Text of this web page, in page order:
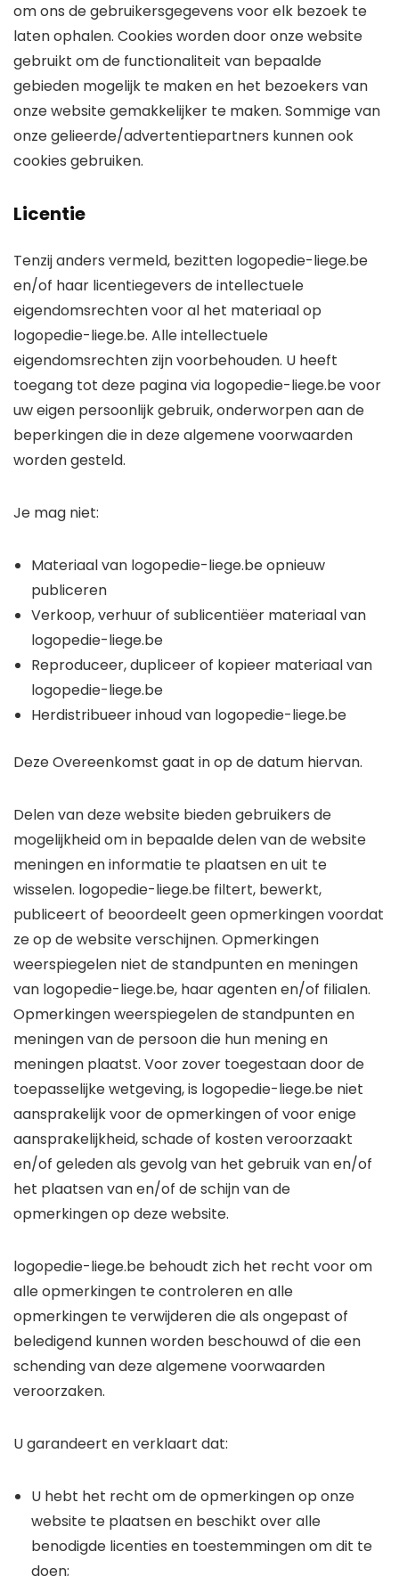
om ons de gebruikersgegevens voor elk bezoek te
laten ophalen. Cookies worden door onze website
gebruikt om de functionaliteit van bepaalde
gebieden mogelijk te maken en het bezoekers van
onze website gemakkelijker te maken. Sommige van
onze gelieerde/advertentiepartners kunnen ook
cookies gebruiken.
Licentie
Tenzij anders vermeld, bezitten logopedie-liege.be
en/of haar licentiegevers de intellectuele
eigendomsrechten voor al het materiaal op
logopedie-liege.be. Alle intellectuele
eigendomsrechten zijn voorbehouden. U heeft
toegang tot deze pagina via logopedie-liege.be voor
uw eigen persoonlijk gebruik, onderworpen aan de
beperkingen die in deze algemene voorwaarden
worden gesteld.
Je mag niet:
Materiaal van logopedie-liege.be opnieuw
publiceren
Verkoop, verhuur of sublicentiëer materiaal van
logopedie-liege.be
Reproduceer, dupliceer of kopieer materiaal van
logopedie-liege.be
Herdistribueer inhoud van logopedie-liege.be
Deze Overeenkomst gaat in op de datum hiervan.
Delen van deze website bieden gebruikers de
mogelijkheid om in bepaalde delen van de website
meningen en informatie te plaatsen en uit te
wisselen. logopedie-liege.be filtert, bewerkt,
publiceert of beoordeelt geen opmerkingen voordat
ze op de website verschijnen. Opmerkingen
weerspiegelen niet de standpunten en meningen
van logopedie-liege.be, haar agenten en/of filialen.
Opmerkingen weerspiegelen de standpunten en
meningen van de persoon die hun mening en
meningen plaatst. Voor zover toegestaan ​​door de
toepasselijke wetgeving, is logopedie-liege.be niet
aansprakelijk voor de opmerkingen of voor enige
aansprakelijkheid, schade of kosten veroorzaakt
en/of geleden als gevolg van het gebruik van en/of
het plaatsen van en/of de schijn van de
opmerkingen op deze website.
logopedie-liege.be behoudt zich het recht voor om
alle opmerkingen te controleren en alle
opmerkingen te verwijderen die als ongepast of
beledigend kunnen worden beschouwd of die een
schending van deze algemene voorwaarden
veroorzaken.
U garandeert en verklaart dat:
U hebt het recht om de opmerkingen op onze
website te plaatsen en beschikt over alle
benodigde licenties en toestemmingen om dit te
doen;